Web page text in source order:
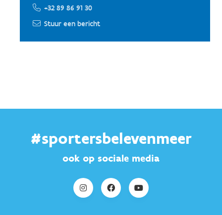
+32 89 86 91 30
Stuur een bericht
#sportersbelevenmeer
ook op sociale media